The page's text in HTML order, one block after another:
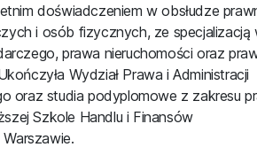
doświadczeniem w obsłudze
i osób fizycznych, ze specjalizacją
prawa nieruchomości oraz
Wydział Prawa i Administracji
oraz studia podyplomowe z zakresu
Szkole Handlu i Finansów